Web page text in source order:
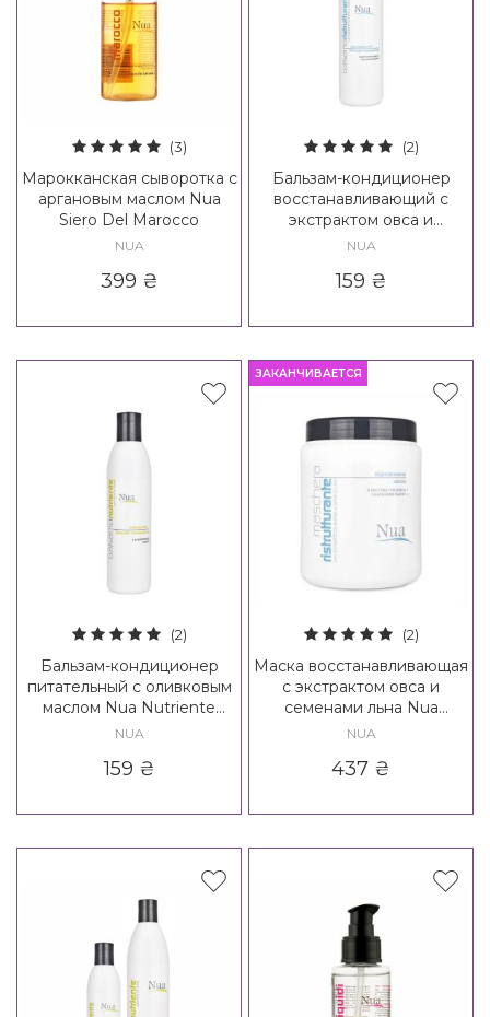
(3)
Марокканская сыворотка с
аргановым маслом Nua
Siero Del Marocco
NUA
399 ₴
(2)
Бальзам-кондиционер
восстанавливающий с
экстрактом овса и
семенами льна Nua
NUA
159 ₴
(2)
Бальзам-кондиционер
питательный с оливковым
маслом Nua Nutriente
Balsamo
NUA
159 ₴
ЗАКАНЧИВАЕТСЯ
(2)
Маска восстанавливающая
с экстрактом овса и
семенами льна Nua
Ristrutturante Maschera
NUA
437 ₴